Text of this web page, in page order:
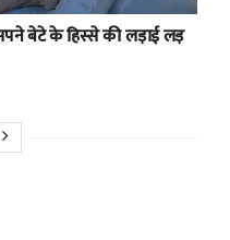
बेटे के हिस्से की लड़ाई लड़